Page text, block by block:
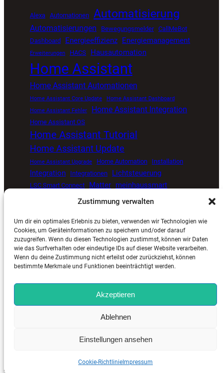
Zustimmung verwalten
Um dir ein optimales Erlebnis zu bieten, verwenden wir Technologien wie
Cookies, um Geräteinformationen zu speichern und/oder darauf
zuzugreifen. Wenn du diesen Technologien zustimmst, können wir Daten
wie das Surfverhalten oder eindeutige IDs auf dieser Website verarbeiten.
Wenn du deine Zustimmung nicht erteilst oder zurückziehst, können
bestimmte Merkmale und Funktionen beeinträchtigt werden.
Akzeptieren
Ablehnen
Einstellungen ansehen
Cookie-Richtlinie Impressum
Alexa Automationen Automatisierung
Automatisierungen Bewegungsmelder CallMeBot
Dashboard
Energieeffizienz Energiemanagement
Erweiterungen HACS Hausautomation
Home Assistant
Home Assistant Automationen
Home Assistant Core Update
Home Assistant Dashboard
Home Assistant Fehler
Home Assistant Integration
Home Assistant OS
Home Assistant Tutorial
Home Assistant Update
Home Assistant Upgrade Home Automation Installation
Integration Integrationen Lichtsteuerung
LSC Smart Connect Matter meinhaussmart
open source smart home Proxmox
Smart Home Automatisierung Smart Home Blog
Smart Home Update Sprachsteuerung Timer
Tuya ViCare Viessmann Wetterdaten Zigbee
2025. Alle Rechte vorbehalten. |